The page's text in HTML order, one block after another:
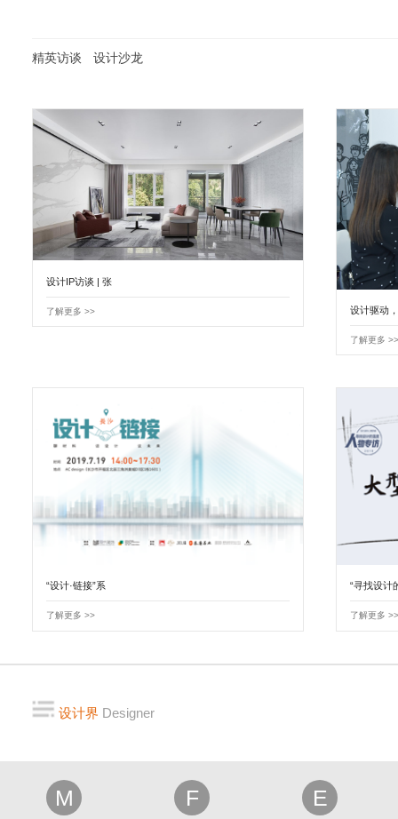
精英访谈 设计沙龙
设计IP访谈 | 张
了解更多 >> 设计驱动
了解更多
“设计·链接”系
了解更多 >>
“寻找设计
了解更多
设计界 Designer
M F E